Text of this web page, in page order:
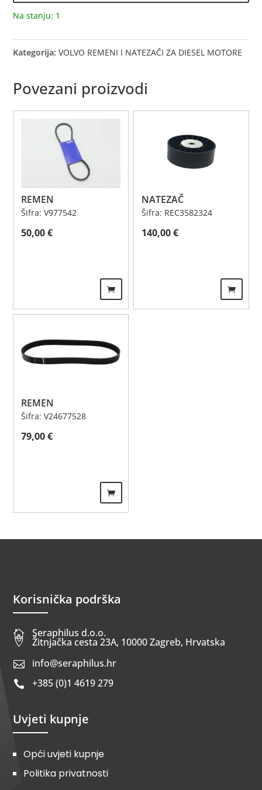
Na stanju: 1
Kategorija:VOLVO REMENI I NATEZAČI ZA DIESEL MOTORE
Povezani proizvodi
REMEN
Šifra: V977542
50,00€
NATEZAČ
Šifra: REC3582324
140,00€
REMEN
Šifra: V24677528
79,00€
Korisnička podrška
 Seraphilus d.o.o.
 Žitnjačka cesta 23A, 10000 Zagreb, Hrvatska
 info@seraphilus.hr
 +385 (0)1 4619 279
Uvjeti kupnje
Opći uvjeti kupnje
Politika privatnosti